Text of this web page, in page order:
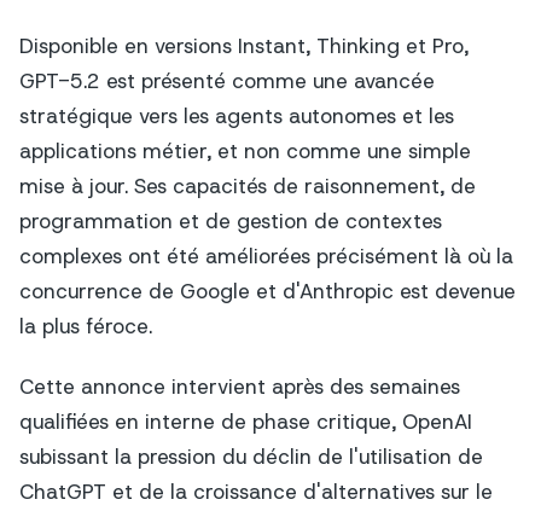
Disponible en versions Instant, Thinking et Pro,
GPT-5.2 est présenté comme une avancée
stratégique vers les agents autonomes et les
applications métier, et non comme une simple
mise à jour. Ses capacités de raisonnement, de
programmation et de gestion de contextes
complexes ont été améliorées précisément là où la
concurrence de Google et d'Anthropic est devenue
la plus féroce.
Cette annonce intervient après des semaines
qualifiées en interne de phase critique, OpenAI
subissant la pression du déclin de l'utilisation de
ChatGPT et de la croissance d'alternatives sur le